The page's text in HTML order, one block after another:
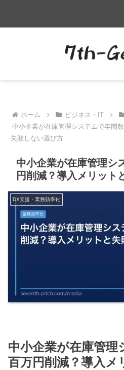
ホーム ビジネス・IT
中小企業が在庫管理システムで年間
失敗しない選び方
中小企業が在庫管理シ
円削減？導入メリット
DX支援・業務効率化
中小企業が在庫管理
百万円削減？導入メ